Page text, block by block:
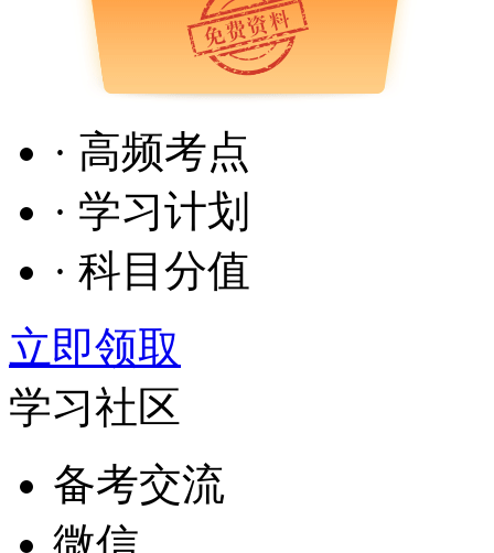
· 高频考点
· 学习计划
· 科目分值
立即领取
学习社区
备考交流